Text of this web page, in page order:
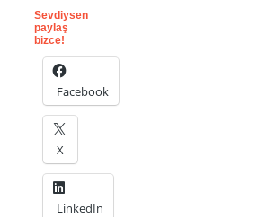
Sevdiysen
paylaş
bizce!
Facebook
X
LinkedIn